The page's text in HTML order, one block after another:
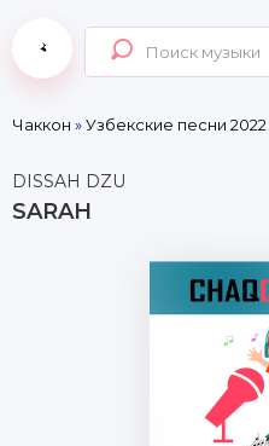
Чаккон »Узбекские песни 2022
DISSAH DZU
SARAH